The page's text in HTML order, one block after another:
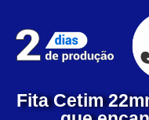
Fita Cetim